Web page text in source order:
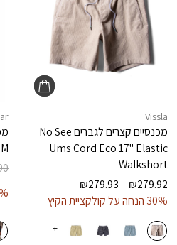
Vissla
מכנסיים קצרים לגבריםNo See
Ums Cord Eco 17" Elastic
Walkshort
₪279.92
–
₪279.93
30% הנחה על קולקציית הקיץ
+
30%